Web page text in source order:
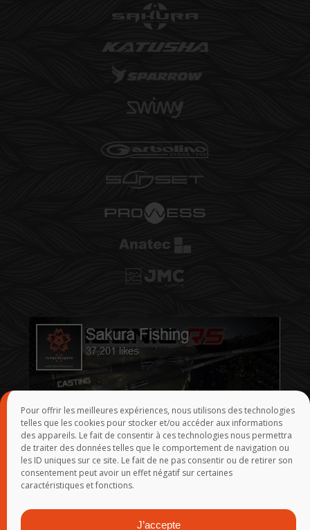
Pour offrir les meilleures expériences, nous utilisons des technologies
telles que les cookies pour stocker et/ou accéder aux informations
des appareils. Le fait de consentir à ces technologies nous permettra
de traiter des données telles que le comportement de navigation ou
les ID uniques sur ce site. Le fait de ne pas consentir ou de retirer son
consentement peut avoir un effet négatif sur certaines
caractéristiques et fonctions.
J’accepte